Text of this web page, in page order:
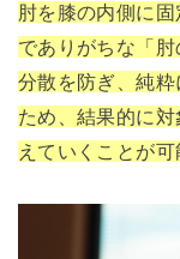
肘を膝の内側に
でありがちな「
分散を防ぎ、純
ため、結果的に
えていくことが可